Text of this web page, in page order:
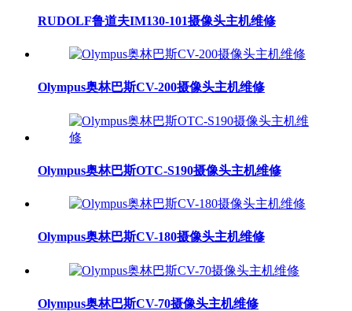
RUDOLF鲁道夫IM130-101摄像头主机维修
Olympus奥林巴斯CV-200摄像头主机维修
Olympus奥林巴斯OTC-S190摄像头主机维修
Olympus奥林巴斯CV-180摄像头主机维修
Olympus奥林巴斯CV-70摄像头主机维修